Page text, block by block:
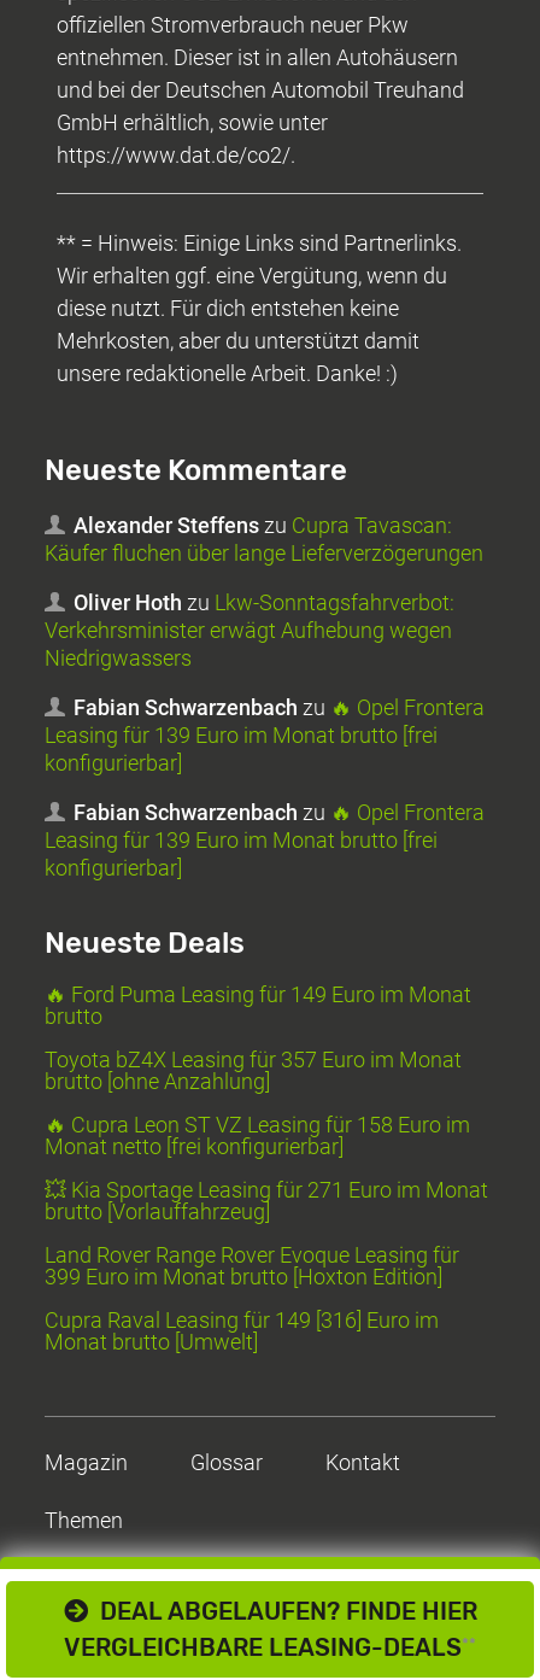
DEAL ABGELAUFEN? FINDE HIER
VERGLEICHBARE LEASING-DEALS**
offiziellen Stromverbrauch neuer Pkw
entnehmen. Dieser ist in allen Autohäusern
und bei der Deutschen Automobil Treuhand
GmbH erhältlich, sowie unter
https://www.dat.de/co2/.
** = Hinweis: Einige Links sind Partnerlinks.
Wir erhalten ggf. eine Vergütung, wenn du
diese nutzt. Für dich entstehen keine
Mehrkosten, aber du unterstützt damit
unsere redaktionelle Arbeit. Danke! :)
Neueste Kommentare
Alexander Steffens zu Cupra Tavascan:
Käufer fluchen über lange Lieferverzögerungen
Oliver Hoth zu Lkw-Sonntagsfahrverbot:
Verkehrsminister erwägt Aufhebung wegen
Niedrigwassers
Fabian Schwarzenbach zu 🔥 Opel Frontera
Leasing für 139 Euro im Monat brutto [frei
konfigurierbar]
Fabian Schwarzenbach zu 🔥 Opel Frontera
Leasing für 139 Euro im Monat brutto [frei
konfigurierbar]
Neueste Deals
🔥 Ford Puma Leasing für 149 Euro im Monat
brutto
Toyota bZ4X Leasing für 357 Euro im Monat
brutto [ohne Anzahlung]
🔥 Cupra Leon ST VZ Leasing für 158 Euro im
Monat netto [frei konfigurierbar]
💥 Kia Sportage Leasing für 271 Euro im Monat
brutto [Vorlauffahrzeug]
Land Rover Range Rover Evoque Leasing für
399 Euro im Monat brutto [Hoxton Edition]
Cupra Raval Leasing für 149 [316] Euro im
Monat brutto [Umwelt]
Magazin Glossar Kontakt
Themen